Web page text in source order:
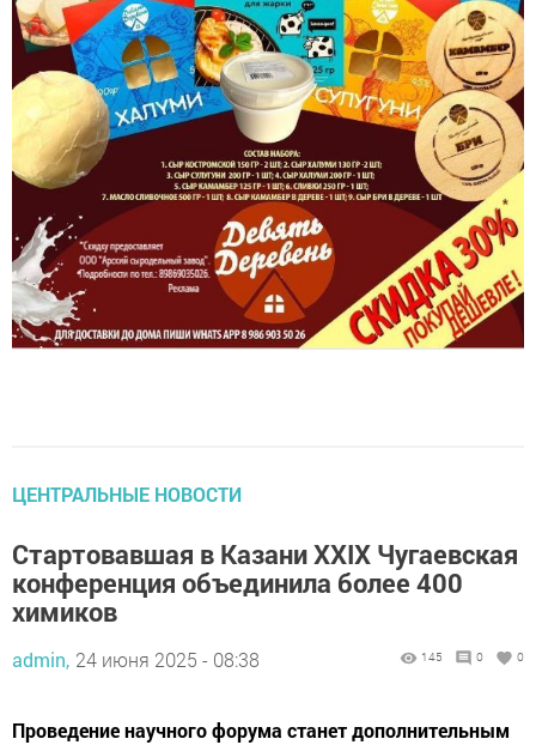
ЦЕНТРАЛЬНЫЕ НОВОСТИ
Стартовавшая в Казани XXIX Чугаевская
конференция объединила более 400
химиков
admin, 24 июня 2025 - 08:38 145 0 0
Проведение научного форума станет дополнительным